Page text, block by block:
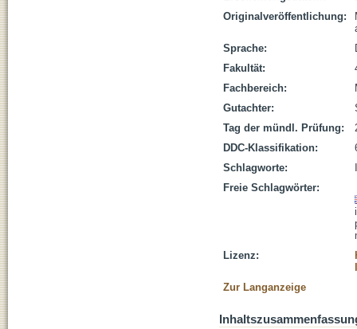
Originalveröffentlichung:
Sprache:
Fakultät:
Fachbereich:
Gutachter:
Tag der mündl. Prüfung:
DDC-Klassifikation:
Schlagworte:
Freie Schlagwörter:
Lizenz:
Zur Langanzeige